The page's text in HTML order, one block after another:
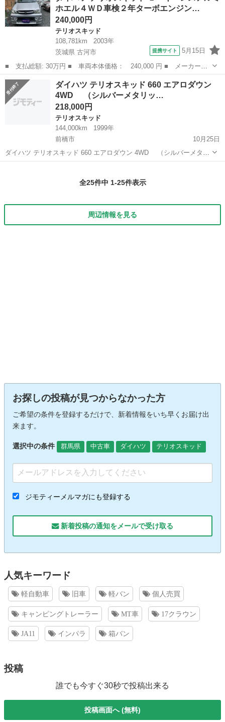
ホエル４ＷＤ車検２年ターボエンジン…
240,000円
テリオスキッド
108,781km
2003年
茨城県 古河市
提携サイト 5月15日
■ 支払総額: 30万円 ■ 車両本体価格： 240,000 円 ■ メーカー
名： ダイハツ ■ 車種名： テリオスキッド ■ グレード名：
Ｌ キ－レスアルミホエル４ＷＤ車検２年ターボエンジン ■ 排気
量： 660cc ...
茨城 テリオスキッド
ダイハツ テリオスキッド 660 エアロダウン
4WD （シルバーメタリッ…
218,000円
テリオスキッド
144,000km
1999年
前橋市
10月25日
ダイハツ テリオスキッド 660 エアロダウン 4WD （シルバーメタリ
ック） クロカン・ＳＵＶ 軽自動車 本体価格 218,000円 支払総額
全25件中 1-25件表示
周辺情報を見る
お探しの投稿が見つからなかった方
ご希望の条件を登録するだけで、新着情報をいち早くお届け出
来ます。
選択中の条件 群馬県 中古車 ダイハツ テリオスキッド
ジモティーメルマガにも登録する
新着投稿の通知をメールで受け取る
人気キーワード
軽自動車 旧車 軽バン 個人売買
キャンピングトレーラー MT車 17クラウン
JA11 インパラ 箱バン
投稿
誰でも今すぐ30秒で投稿出来る
投稿画面へ (無料)